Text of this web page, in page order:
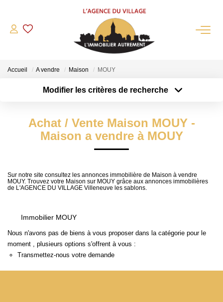
QUI SOMMES-NOUS?
L'agence
Notre Équipe
Nos Partenaires
NOS ACTUALITÉS
ACHETER
Locaux Commerciaux
Appartements
Accueil A vendre Maison MOUY
Modifier les critères de recherche
Sélectionnez...
Type de bien
Surface min
Créer une alerte
Achat / Vente Maison MOUY -
Maison a vendre à MOUY
Sur notre site consultez les annonces immobilière de Maison à vendre
MOUY. Trouvez votre Maison sur MOUY grâce aux annonces immobilières
de L'AGENCE DU VILLAGE Villeneuve les sablons.
Immobilier MOUY
Nous n'avons pas de biens à vous proposer dans la catégorie pour le
moment , plusieurs options s'offrent à vous :
Transmettez-nous votre demande